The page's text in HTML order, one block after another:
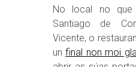
No local no que
Santiago de
Vicente, o
un final non moi